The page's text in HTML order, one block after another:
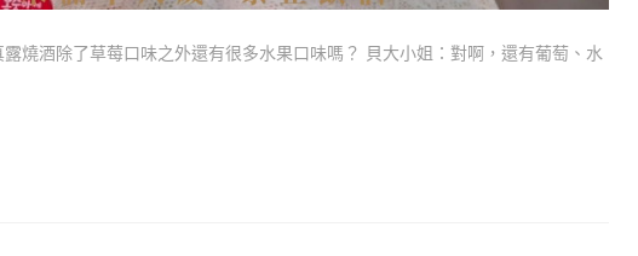
燒酒除了草莓口味之外還有很多水果口味嗎？ 貝大小姐：對啊，還有葡萄、水